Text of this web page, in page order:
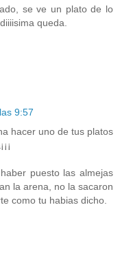
se ve un plato de lo
queda.
9:57
hacer uno de tus platos
puesto las almejas
la arena, no la sacaron
como tu habias dicho.